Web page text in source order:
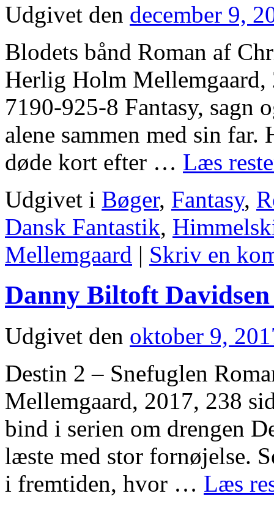
Udgivet den december 9,
Blodets bånd Roman af
Herlig Holm
7190-925-8 Fantasy, sagn
alene sammen med sin
døde kort efter … Læs
Udgivet i Bøger, Fantasy,
Dansk Fantastik,
Mellemgaard | Skriv en
Danny Biltoft Davidsen
Udgivet den oktober 9,
Destin 2 – Snefuglen
Mellemgaard, 2017, 238
bind i serien om drengen
læste med stor fornøjelse.
i fremtiden, hvor … Læs